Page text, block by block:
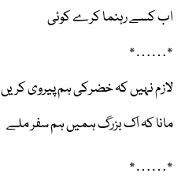
اب کسے رہنما کرے کوئی
٭……٭
لازم نہیں کہ خضرکی ہم پیروی کریں
مانا کہ اک بزرگ ہمیں ہم سفر ملے
٭……٭